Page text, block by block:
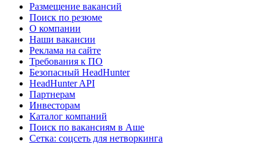
Размещение вакансий
Поиск по резюме
О компании
Наши вакансии
Реклама на сайте
Требования к ПО
Безопасный HeadHunter
HeadHunter API
Партнерам
Инвесторам
Каталог компаний
Поиск по вакансиям в Аше
Сетка: соцсеть для нетворкинга